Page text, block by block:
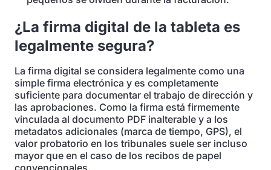
¿La firma digital de la tableta es
legalmente segura?
La firma digital se considera legalmente como una
simple firma electrónica y es completamente
suficiente para documentar el trabajo de dirección y
las aprobaciones. Como la firma está firmemente
vinculada al documento PDF inalterable y a los
metadatos adicionales (marca de tiempo, GPS), el
valor probatorio en los tribunales suele ser incluso
mayor que en el caso de los recibos de papel
convencionales.